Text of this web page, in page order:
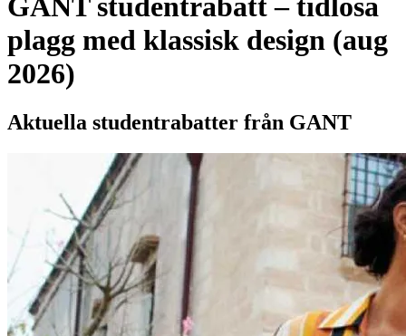
GANT studentrabatt – tidlösa
plagg med klassisk design (aug
2026)
Aktuella studentrabatter från GANT